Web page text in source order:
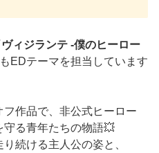
ヴィジランテ -僕のヒーロー
EDテーマを担当しています
作品で、非公式ヒーロー
守る青年たちの物語💥
続ける主人公の姿と、